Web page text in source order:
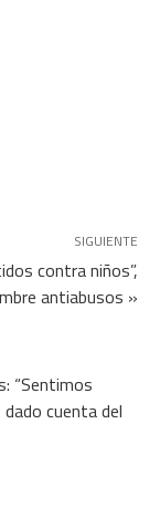
SIGUIENTE
contra niños”,
antiabusos »
“Sentimos
cuenta del